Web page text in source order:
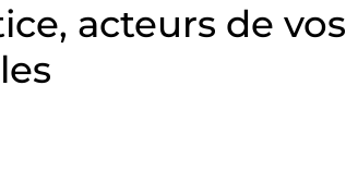
acteurs de vos